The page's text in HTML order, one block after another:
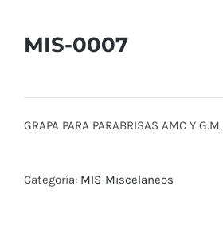
MIS-0007
GRAPA PARA PARABRISAS AMC Y G.M.
Categoría: MIS-Miscelaneos